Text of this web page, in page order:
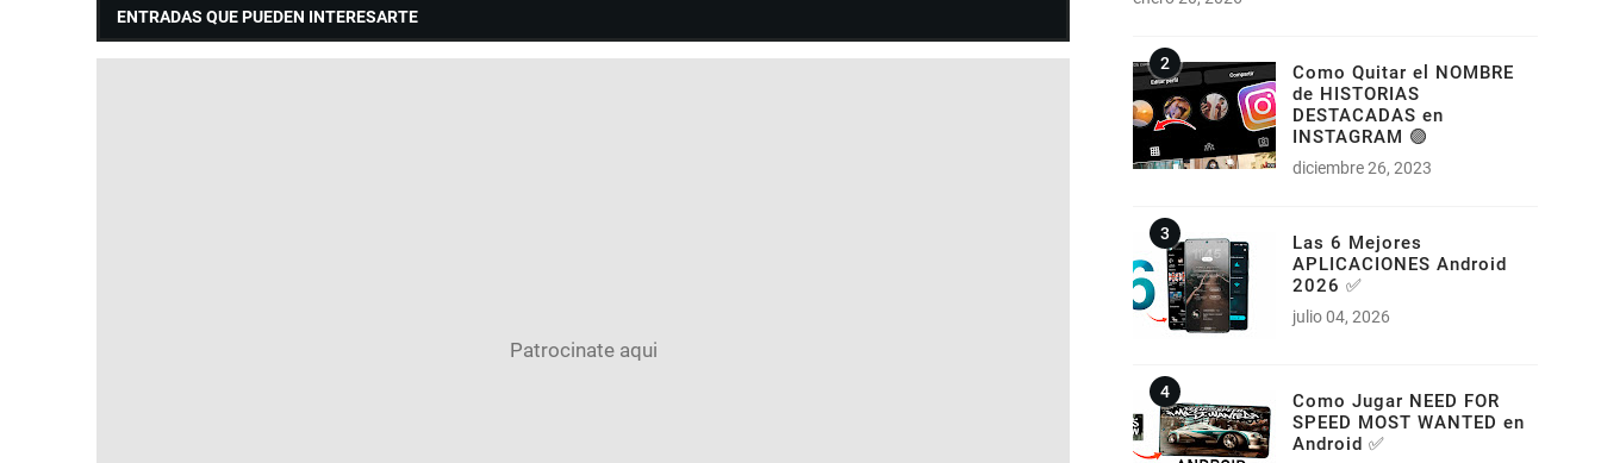
ENTRADAS QUE PUEDEN INTERESARTE
Como Quitar el NOMBRE
de HISTORIAS
DESTACADAS en
INSTAGRAM 🟣
diciembre 26, 2023
Las 6 Mejores
APLICACIONES Android
2026 ✅
julio 04, 2026
Como Jugar NEED FOR
SPEED MOST WANTED en
Android ✅